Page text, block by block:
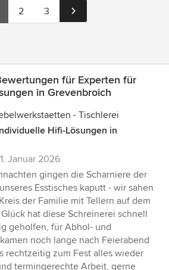
2 3
für Experten für
in Grevenbroich
- Tischlerei
Hifi-Lösungen in
1. Januar 2026
gingen die Scharniere der
Esstisches kaputt - wir sahen
der Familie mit Tellern auf dem
hat diese Schreinerei schnell
geholfen, für Abhol- und
noch lange nach Feierabend
rechtzeitig zum Fest alles wieder
termingerechte Arbeit, gerne